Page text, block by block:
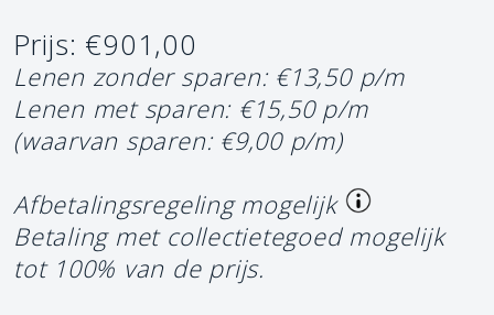
Prijs: €901,00
Lenen zonder sparen: €13,50 p/m
Lenen met sparen: €15,50 p/m
(waarvan sparen: €9,00 p/m)
Afbetalingsregeling mogelijk
Betaling met collectietegoed mogelijk
tot 100% van de prijs.